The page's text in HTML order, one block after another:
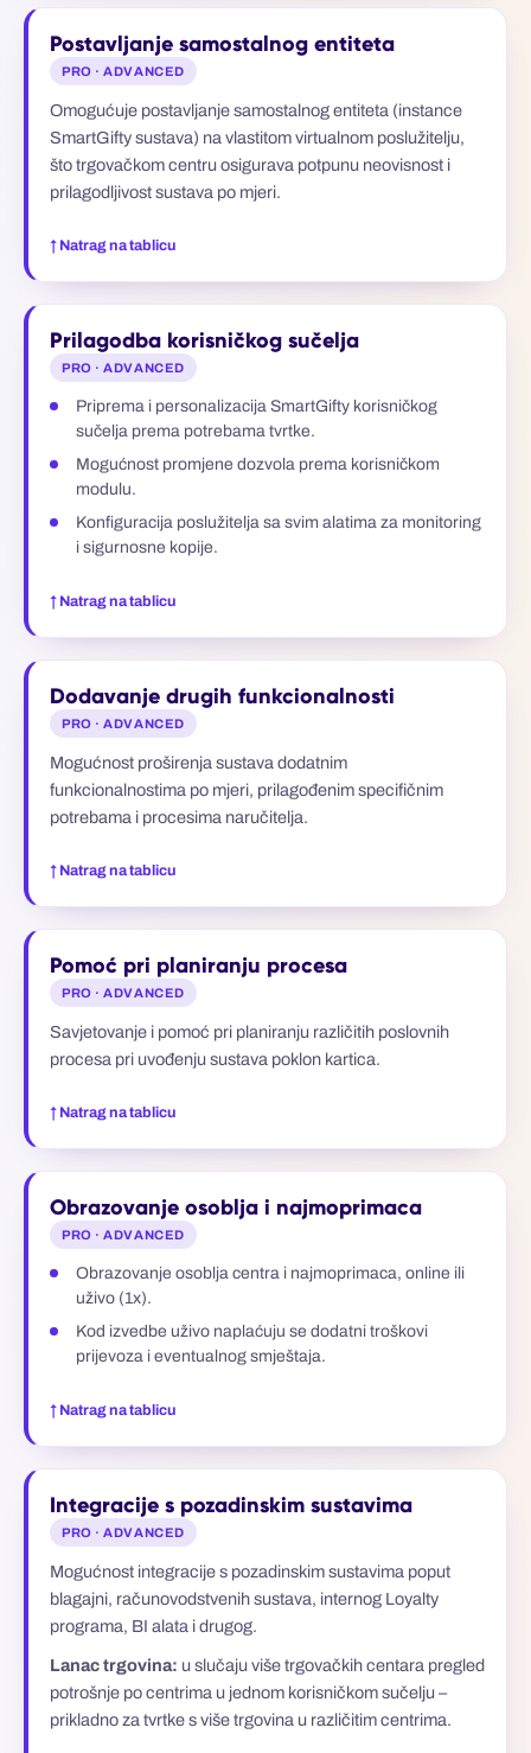
Postavljanje samostalnog entiteta
PRO · ADVANCED
Omogućuje postavljanje samostalnog entiteta (instance
SmartGifty sustava) na vlastitom virtualnom poslužitelju,
što trgovačkom centru osigurava potpunu neovisnost i
prilagodljivost sustava po mjeri.
↑ Natrag na tablicu
Prilagodba korisničkog sučelja
PRO · ADVANCED
Priprema i personalizacija SmartGifty korisničkog
sučelja prema potrebama tvrtke.
Mogućnost promjene dozvola prema korisničkom
modulu.
Konfiguracija poslužitelja sa svim alatima za monitoring
i sigurnosne kopije.
↑ Natrag na tablicu
Dodavanje drugih funkcionalnosti
PRO · ADVANCED
Mogućnost proširenja sustava dodatnim
funkcionalnostima po mjeri, prilagođenim specifičnim
potrebama i procesima naručitelja.
↑ Natrag na tablicu
Pomoć pri planiranju procesa
PRO · ADVANCED
Savjetovanje i pomoć pri planiranju različitih poslovnih
procesa pri uvođenju sustava poklon kartica.
↑ Natrag na tablicu
Obrazovanje osoblja i najmoprimaca
PRO · ADVANCED
Obrazovanje osoblja centra i najmoprimaca, online ili
uživo (1x).
Kod izvedbe uživo naplaćuju se dodatni troškovi
prijevoza i eventualnog smještaja.
↑ Natrag na tablicu
Integracije s pozadinskim sustavima
PRO · ADVANCED
Mogućnost integracije s pozadinskim sustavima poput
blagajni, računovodstvenih sustava, internog Loyalty
programa, BI alata i drugog.
Lanac trgovina: u slučaju više trgovačkih centara pregled
potrošnje po centrima u jednom korisničkom sučelju –
prikladno za tvrtke s više trgovina u različitim centrima.